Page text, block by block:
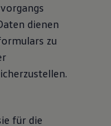
dienen
zu
für die